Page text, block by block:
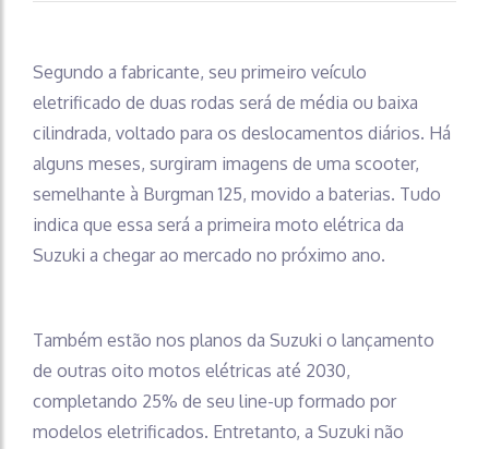
Segundo a fabricante, seu primeiro veículo
eletrificado de duas rodas será de média ou baixa
cilindrada, voltado para os deslocamentos diários. Há
alguns meses, surgiram imagens de uma scooter,
semelhante à Burgman 125, movido a baterias. Tudo
indica que essa será a primeira moto elétrica da
Suzuki a chegar ao mercado no próximo ano.
Também estão nos planos da Suzuki o lançamento
de outras oito motos elétricas até 2030,
completando 25% de seu line-up formado por
modelos eletrificados. Entretanto, a Suzuki não